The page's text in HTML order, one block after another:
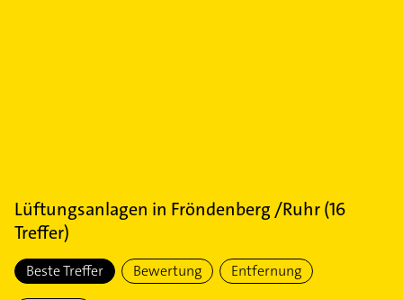
Lüftungsanlagen in Fröndenberg /Ruhr(16
Treffer)
Beste Treffer Bewertung Entfernung